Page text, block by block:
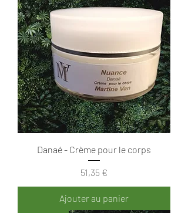
Danaé - Crème pour le corps
Prix
51,35 €
Ajouter au panier